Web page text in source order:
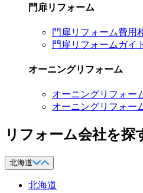
門扉リフォーム
門扉リフォーム費用
門扉リフォームガイ
オーニングリフォーム
オーニングリフォー
オーニングリフォー
リフォーム会社を探
北海道
北海道